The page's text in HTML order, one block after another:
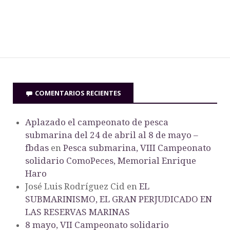
COMENTARIOS RECIENTES
Aplazado el campeonato de pesca
submarina del 24 de abril al 8 de mayo –
fbdas en Pesca submarina, VIII Campeonato
solidario ComoPeces, Memorial Enrique
Haro
José Luis Rodríguez Cid en EL
SUBMARINISMO, EL GRAN PERJUDICADO EN
LAS RESERVAS MARINAS
8 mayo, VII Campeonato solidario